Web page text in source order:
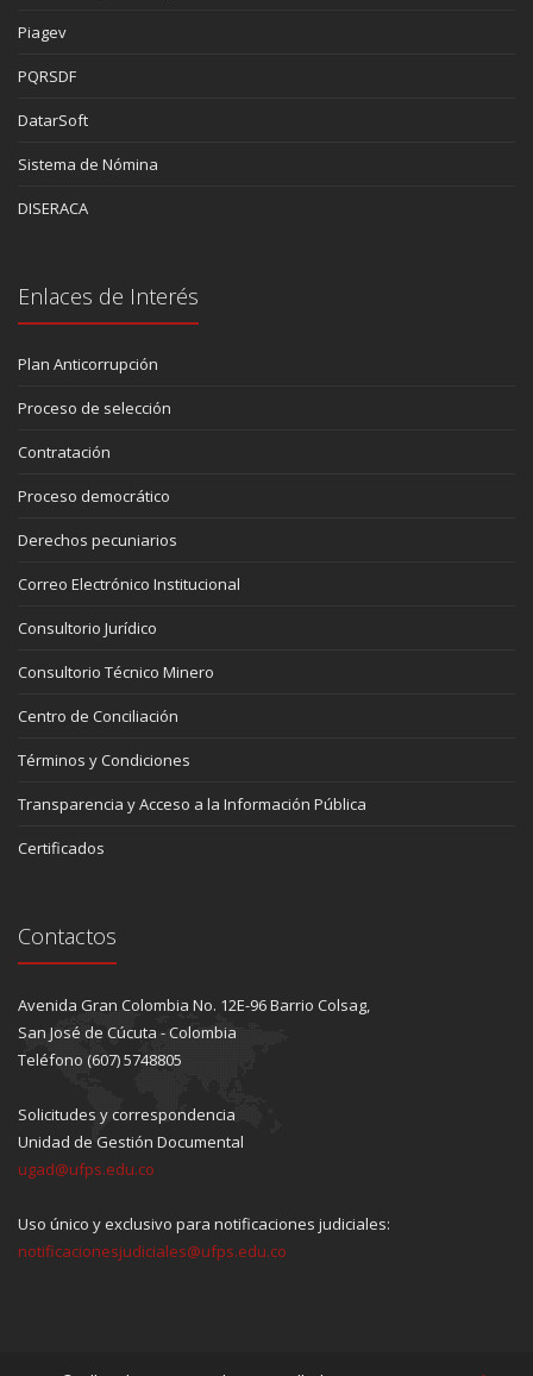
Piagev
PQRSDF
DatarSoft
Sistema de Nómina
DISERACA
Enlaces de Interés
Plan Anticorrupción
Proceso de selección
Contratación
Proceso democrático
Derechos pecuniarios
Correo Electrónico Institucional
Consultorio Jurídico
Consultorio Técnico Minero
Centro de Conciliación
Términos y Condiciones
Transparencia y Acceso a la Información Pública
Certificados
Contactos
Avenida Gran Colombia No. 12E-96 Barrio Colsag,
San José de Cúcuta - Colombia
Teléfono (607) 5748805
Solicitudes y correspondencia
Unidad de Gestión Documental
ugad@ufps.edu.co
Uso único y exclusivo para notificaciones judiciales:
notificacionesjudiciales@ufps.edu.co